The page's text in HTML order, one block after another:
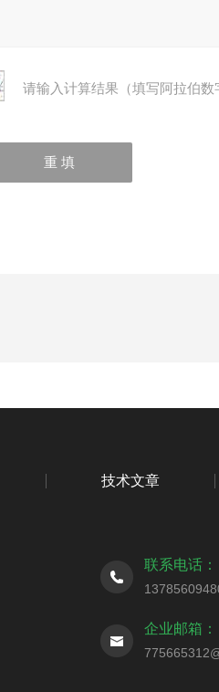
请输入计算结果（填写阿拉伯
技术文章
联系电话：
企业邮箱：